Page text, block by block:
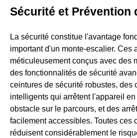
Sécurité et Prévention
La sécurité constitue l'avantage
important d'un monte-escalier. Ces
méticuleusement conçus avec des
des fonctionnalités de sécurité
ceintures de sécurité robustes, des
intelligents qui arrêtent l'appareil
obstacle sur le parcours, et des
facilement accessibles. Toutes ces
réduisent considérablement le